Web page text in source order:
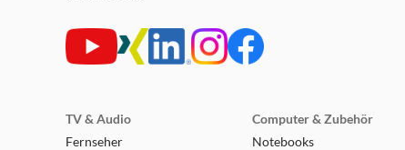
TV & Audio
Fernseher
Computer & Zubehör
Notebooks